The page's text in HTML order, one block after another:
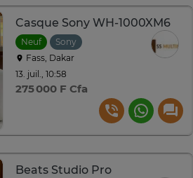
Casque Sony WH-1000XM6
Neuf
Sony
Fass, Dakar
13. juil., 10:58
275 000 F Cfa
Beats Studio Pro